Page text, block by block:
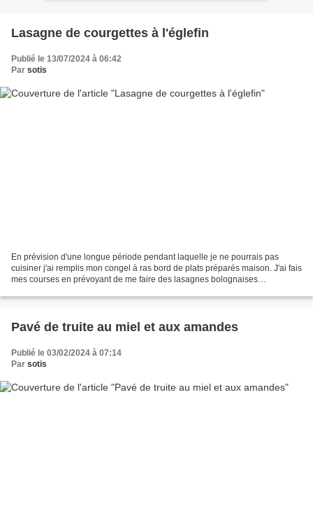
Lasagne de courgettes à l'églefin
Publié le 13/07/2024 à 06:42
Par sotis
En prévision d'une longue période pendant laquelle je ne pourrais pas
cuisiner j'ai remplis mon congel à ras bord de plats préparés maison. J'ai fais
mes courses en prévoyant de me faire des lasagnes bolognaises
Pavé de truite au miel et aux amandes
Publié le 03/02/2024 à 07:14
Par sotis